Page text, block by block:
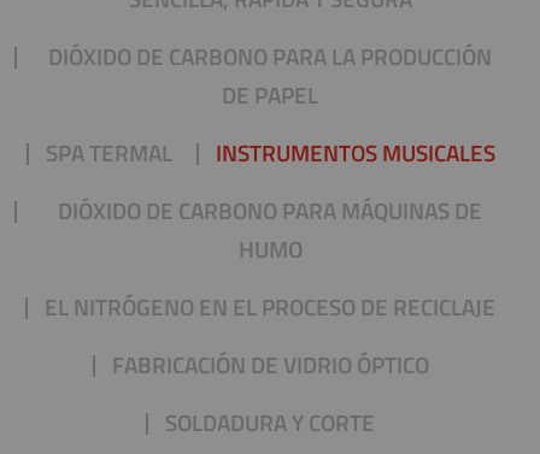
DIÓXIDO DE CARBONO PARA LA PRODUCCIÓN
DE PAPEL
SPA TERMAL
INSTRUMENTOS MUSICALES
DIÓXIDO DE CARBONO PARA MÁQUINAS DE
HUMO
EL NITRÓGENO EN EL PROCESO DE RECICLAJE
FABRICACIÓN DE VIDRIO ÓPTICO
SOLDADURA Y CORTE